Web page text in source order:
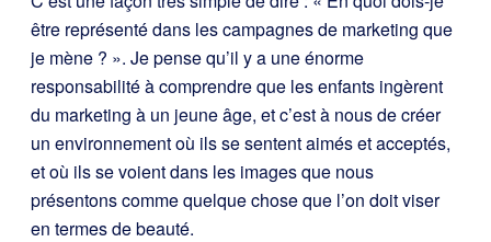
être représenté dans les campagnes de marketing que
je mène ? ». Je pense qu’il y a une énorme
responsabilité à comprendre que les enfants ingèrent
du marketing à un jeune âge, et c’est à nous de créer
un environnement où ils se sentent aimés et acceptés,
et où ils se voient dans les images que nous
présentons comme quelque chose que l’on doit viser
en termes de beauté.